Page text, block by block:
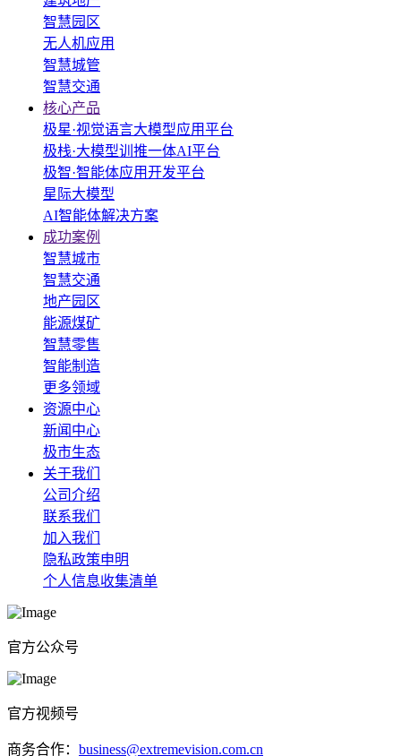
智慧园区
无人机应用
智慧城管
智慧交通
核心产品
极星·视觉语言大模型应用平台
极栈·大模型训推一体AI平台
极智·智能体应用开发平台
星际大模型
AI智能体解决方案
成功案例
智慧城市
智慧交通
地产园区
能源煤矿
智慧零售
智能制造
更多领域
资源中心
新闻中心
极市生态
关于我们
公司介绍
联系我们
加入我们
隐私政策申明
个人信息收集清单
官方公众号
官方视频号
商务合作： business@extremevision.com.cn